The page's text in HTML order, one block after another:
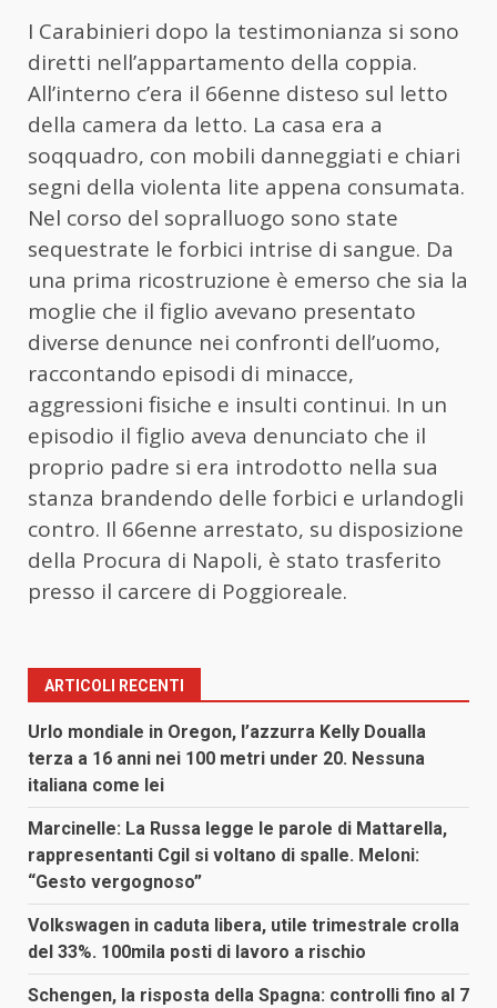
I Carabinieri dopo la testimonianza si sono
diretti nell’appartamento della coppia.
All’interno c’era il 66enne disteso sul letto
della camera da letto. La casa era a
soqquadro, con mobili danneggiati e chiari
segni della violenta lite appena consumata.
Nel corso del sopralluogo sono state
sequestrate le forbici intrise di sangue. Da
una prima ricostruzione è emerso che sia la
moglie che il figlio avevano presentato
diverse denunce nei confronti dell’uomo,
raccontando episodi di minacce,
aggressioni fisiche e insulti continui. In un
episodio il figlio aveva denunciato che il
proprio padre si era introdotto nella sua
stanza brandendo delle forbici e urlandogli
contro. Il 66enne arrestato, su disposizione
della Procura di Napoli, è stato trasferito
presso il carcere di Poggioreale.
ARTICOLI RECENTI
Urlo mondiale in Oregon, l’azzurra Kelly Doualla
terza a 16 anni nei 100 metri under 20. Nessuna
italiana come lei
Marcinelle: La Russa legge le parole di Mattarella,
rappresentanti Cgil si voltano di spalle. Meloni:
“Gesto vergognoso”
Volkswagen in caduta libera, utile trimestrale crolla
del 33%. 100mila posti di lavoro a rischio
Schengen, la risposta della Spagna: controlli fino al 7